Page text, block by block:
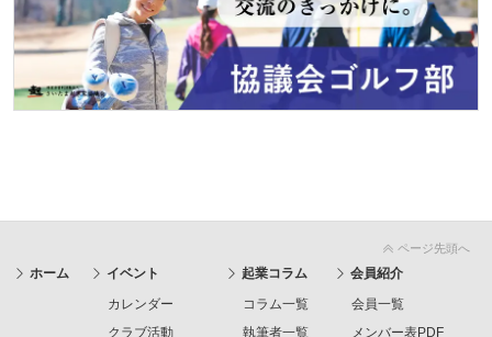
ページ先頭へ
ホーム
イベント
カレンダー
クラブ活動
起業コラム
コラム一覧
執筆者一覧
会員紹介
会員一覧
メンバー表PDF